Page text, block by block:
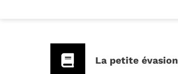
La petite évasion